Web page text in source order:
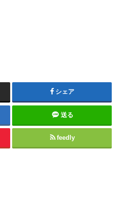
シェア
送る
feedly